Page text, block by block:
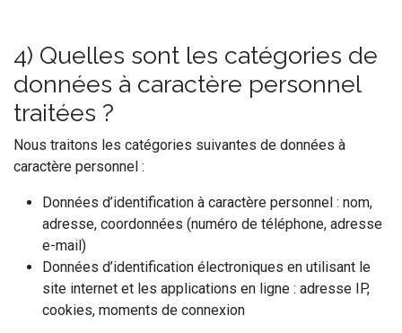
4) Quelles sont les catégories de
données à caractère personnel
traitées ?
Nous traitons les catégories suivantes de données à
caractère personnel :
Données d’identification à caractère personnel : nom,
adresse, coordonnées (numéro de téléphone, adresse
e-mail)
Données d’identification électroniques en utilisant le
site internet et les applications en ligne : adresse IP,
cookies, moments de connexion